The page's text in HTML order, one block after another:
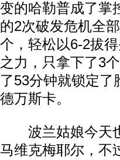
变的哈勒普成了掌
的2次破发危机全
个，轻松以6-2拔
之力，只拿下了3
了53分钟就锁定了
德万斯卡。
波兰姑娘今天也
马维克梅耶尔，不